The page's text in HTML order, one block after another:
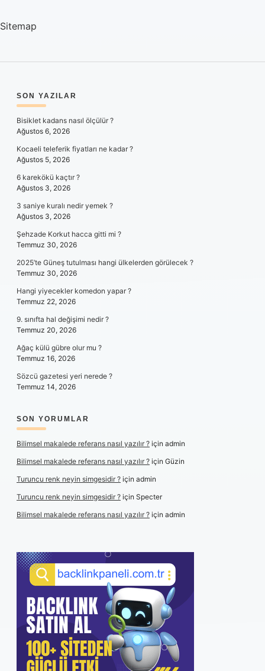
Sitemap
SIDEBAR
SON YAZILAR
Bisiklet kadans nasıl ölçülür ?
Ağustos 6, 2026
Kocaeli teleferik fiyatları ne kadar ?
Ağustos 5, 2026
6 karekökü kaçtır ?
Ağustos 3, 2026
3 saniye kuralı nedir yemek ?
Ağustos 3, 2026
Şehzade Korkut hacca gitti mi ?
Temmuz 30, 2026
2025’te Güneş tutulması hangi ülkelerden görülecek ?
Temmuz 30, 2026
Hangi yiyecekler komedon yapar ?
Temmuz 22, 2026
9. sınıfta hal değişimi nedir ?
Temmuz 20, 2026
Ağaç külü gübre olur mu ?
Temmuz 16, 2026
Sözcü gazetesi yeri nerede ?
Temmuz 14, 2026
SON YORUMLAR
Bilimsel makalede referans nasıl yazılır ? için admin
Bilimsel makalede referans nasıl yazılır ? için Güzin
Turuncu renk neyin simgesidir ? için admin
Turuncu renk neyin simgesidir ? için Specter
Bilimsel makalede referans nasıl yazılır ? için admin